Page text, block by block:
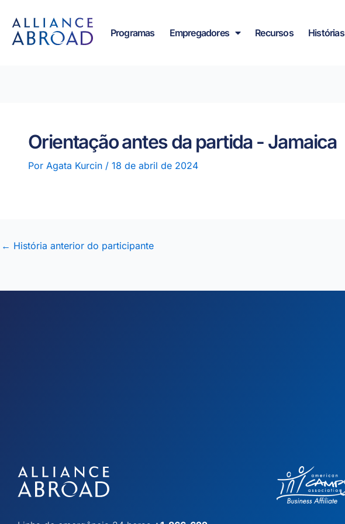
conteúdo
para
Programas Empregadores Recursos Histórias
Orientação antes da partida - Jamaica
Por Agata Kurcin / 18 de abril de 2024
← História anterior do participante